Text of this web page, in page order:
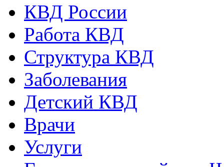
КВД России
Работа КВД
Структура КВД
Заболевания
Детский КВД
Врачи
Услуги